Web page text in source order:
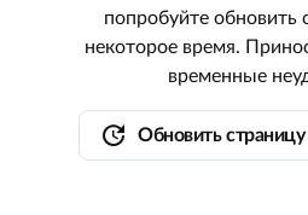
попробуйте обновить
некоторое время.
временные
update Обновить страницу